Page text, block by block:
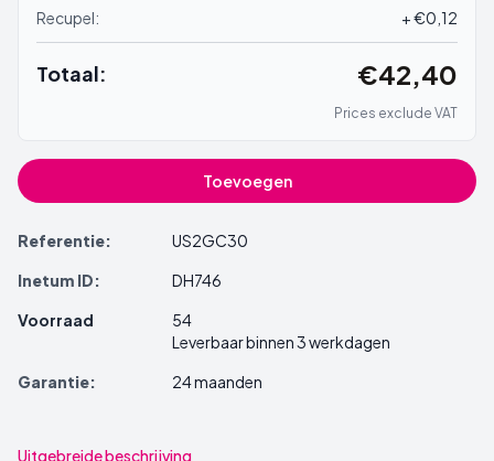
Recupel: + €0,12
Totaal: €42,40
Prices exclude VAT
Toevoegen
Referentie:
US2GC30
Inetum ID:
DH746
Voorraad
54
Leverbaar binnen 3 werkdagen
Garantie:
24 maanden
Uitgebreide beschrijving